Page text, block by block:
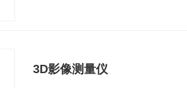
3D影像测量仪